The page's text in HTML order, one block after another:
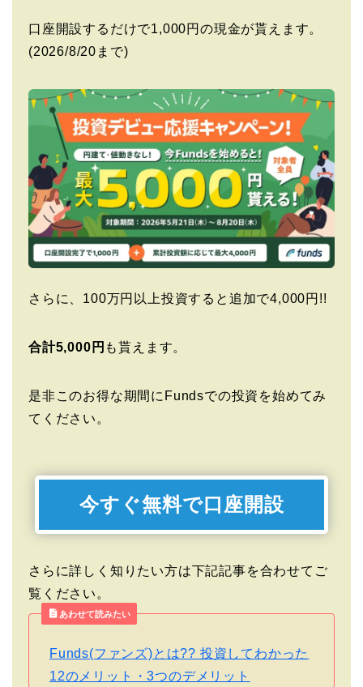
口座開設するだけで1,000円の現金が貰えます。
(2026/8/20まで)
さらに、100万円以上投資すると追加で4,000円!!
合計5,000円 も貰えます。
是非このお得な期間にFundsでの投資を始めてみ
てください。
今すぐ無料で口座開設
さらに詳しく知りたい方は下記記事を合わせてご
覧ください。
あわせて読みたい
Funds(ファンズ)とは?? 投資してわかった
12のメリット・3つのデメリット